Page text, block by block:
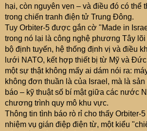
hại, còn nguyên vẹn – và điều đó có thể
trong chiến tranh điện tử Trung Đông.
Tuy Orbiter-5 được gắn cờ "Made in
trong nó lại là công nghệ phương Tây
bộ định tuyến, hệ thống định vị và điều
lưới NATO, kết hợp thiết bị từ Mỹ và
một sự thật không mấy ai dám nói ra:
không đơn thuần là của Israel, mà là
báo – kỹ thuật số bí mật giữa các nước
chương trình quy mô khu vực.
Thông tin tình báo rò rỉ cho thấy Orbiter-
nhiệm vụ gián điệp điện từ, một kiểu